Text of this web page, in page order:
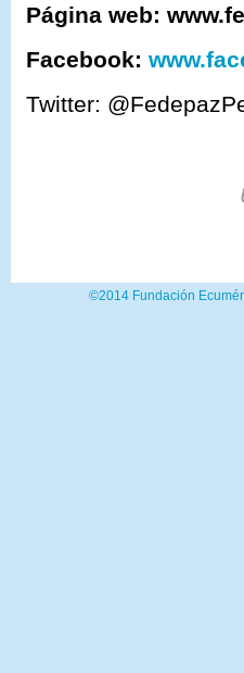
Página web:
Facebook:
Twitter:
©2014 Fundación